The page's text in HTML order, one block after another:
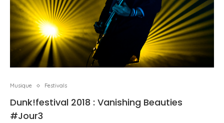
Musique Festivals
Dunk!festival 2018 : Vanishing Beauties
#Jour3